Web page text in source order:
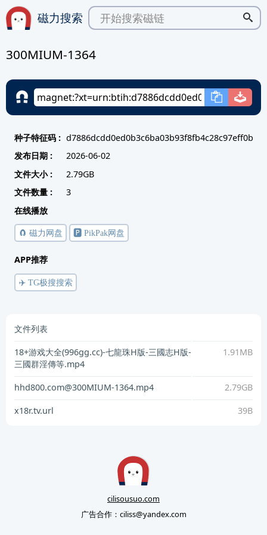
磁力搜索
300MIUM-1364
种子特征码 : d7886dcdd0ed0b3c6ba03b93f8fb4c28c97eff0b
发布日期 :
2026-06-02
文件大小 :
2.79GB
文件数量 :
3
在线播放
🧲 磁力网盘 🅿️ PikPak网盘
APP推荐
✈️ TG极搜搜索
文件列表
18+游戏大全(996gg.cc)-七龍珠H版-三國志H版-
三國群淫傳等.mp4
1.91MB
hhd800.com@300MIUM-1364.mp4 2.79GB
x18r.tv.url 39B
cilisousuo.com
广告合作： ciliss@yandex.com